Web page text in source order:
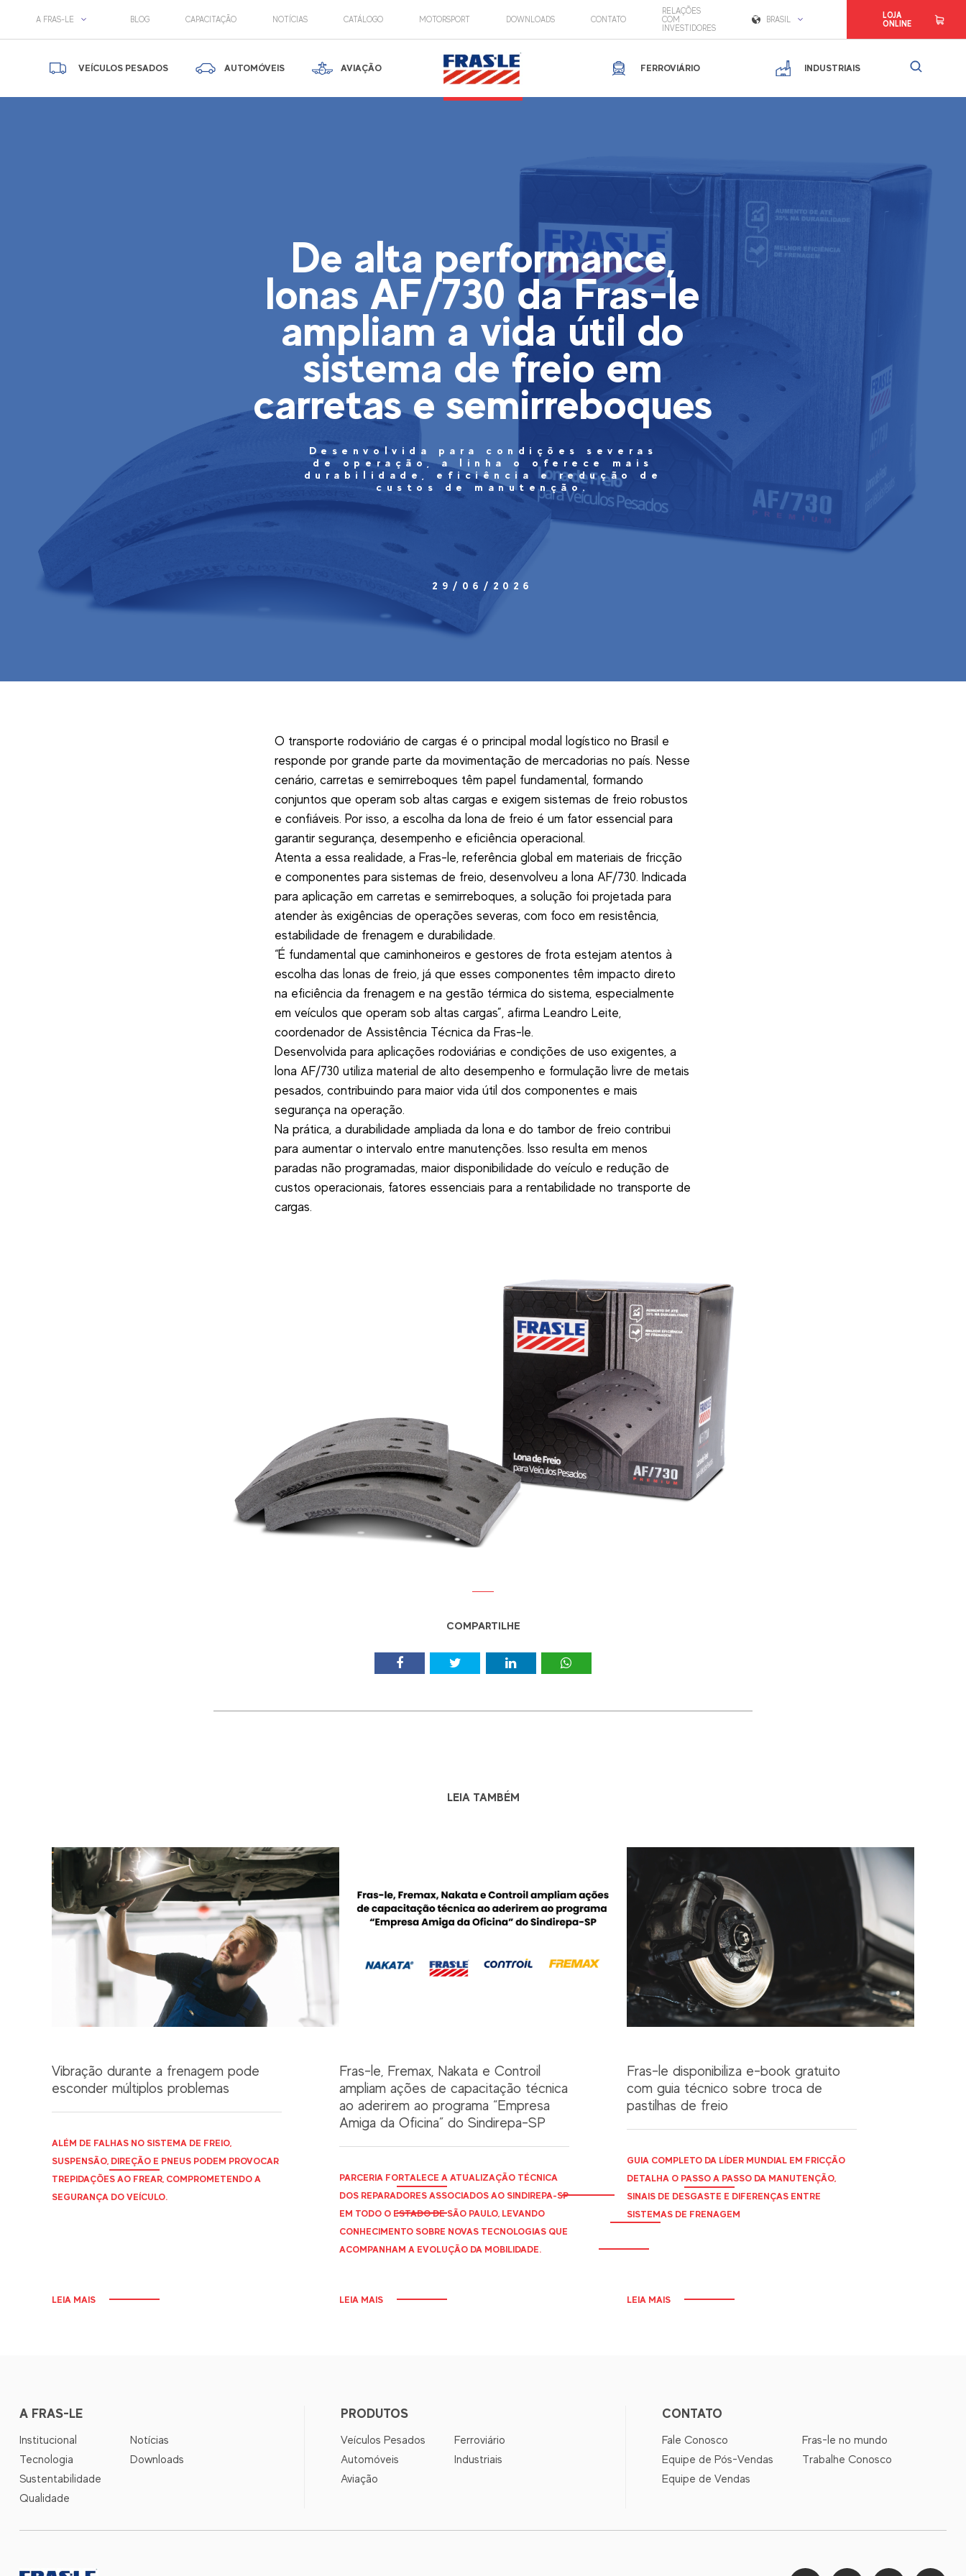
A FRAS-LE BLOG CAPACITAÇÃO NOTÍCIAS CATÁLOGO MOTORSPORT DOWNLOADS CONTATO
RELAÇÕES
COM
INVESTIDORES
BRASIL
LOJA
ONLINE
VEÍCULOS PESADOS AUTOMÓVEIS AVIAÇÃO FERROVIÁRIO INDUSTRIAIS
De alta performance,
lonas AF/730 da Fras-le
ampliam a vida útil do
sistema de freio em
carretas e semirreboques
Desenvolvida para condições severas
de operação, a linha o oferece mais
durabilidade, eficiência e redução de
custos de manutenção.
29/06/2026
O transporte rodoviário de cargas é o principal modal logístico no Brasil e
responde por grande parte da movimentação de mercadorias no país. Nesse
cenário, carretas e semirreboques têm papel fundamental, formando
conjuntos que operam sob altas cargas e exigem sistemas de freio robustos
e confiáveis. Por isso, a escolha da lona de freio é um fator essencial para
garantir segurança, desempenho e eficiência operacional.
Atenta a essa realidade, a Fras-le, referência global em materiais de fricção
e componentes para sistemas de freio, desenvolveu a lona AF/730. Indicada
para aplicação em carretas e semirreboques, a solução foi projetada para
atender às exigências de operações severas, com foco em resistência,
estabilidade de frenagem e durabilidade.
“É fundamental que caminhoneiros e gestores de frota estejam atentos à
escolha das lonas de freio, já que esses componentes têm impacto direto
na eficiência da frenagem e na gestão térmica do sistema, especialmente
em veículos que operam sob altas cargas”, afirma Leandro Leite,
coordenador de Assistência Técnica da Fras-le.
Desenvolvida para aplicações rodoviárias e condições de uso exigentes, a
lona AF/730 utiliza material de alto desempenho e formulação livre de metais
pesados, contribuindo para maior vida útil dos componentes e mais
segurança na operação.
Na prática, a durabilidade ampliada da lona e do tambor de freio contribui
para aumentar o intervalo entre manutenções. Isso resulta em menos
paradas não programadas, maior disponibilidade do veículo e redução de
custos operacionais, fatores essenciais para a rentabilidade no transporte de
cargas.
COMPARTILHE
LEIA TAMBÉM
Vibração durante a frenagem pode
esconder múltiplos problemas
ALÉM DE FALHAS NO SISTEMA DE FREIO,
SUSPENSÃO, DIREÇÃO E PNEUS PODEM PROVOCAR
TREPIDAÇÕES AO FREAR, COMPROMETENDO A
SEGURANÇA DO VEÍCULO.
LEIA MAIS
Fras-le, Fremax, Nakata e Controil
ampliam ações de capacitação técnica
ao aderirem ao programa “Empresa
Amiga da Oficina” do Sindirepa-SP
PARCERIA FORTALECE A ATUALIZAÇÃO TÉCNICA
DOS REPARADORES ASSOCIADOS AO SINDIREPA-SP
EM TODO O ESTADO DE SÃO PAULO, LEVANDO
CONHECIMENTO SOBRE NOVAS TECNOLOGIAS QUE
ACOMPANHAM A EVOLUÇÃO DA MOBILIDADE.
LEIA MAIS
Fras-le disponibiliza e-book gratuito
com guia técnico sobre troca de
pastilhas de freio
GUIA COMPLETO DA LÍDER MUNDIAL EM FRICÇÃO
DETALHA O PASSO A PASSO DA MANUTENÇÃO,
SINAIS DE DESGASTE E DIFERENÇAS ENTRE
SISTEMAS DE FRENAGEM
LEIA MAIS
A FRAS-LE
Institucional
Tecnologia
Sustentabilidade
Qualidade
Notícias
Downloads
PRODUTOS
Veículos Pesados
Automóveis
Aviação
Ferroviário
Industriais
CONTATO
Fale Conosco
Equipe de Pós-Vendas
Equipe de Vendas
Fras-le no mundo
Trabalhe Conosco